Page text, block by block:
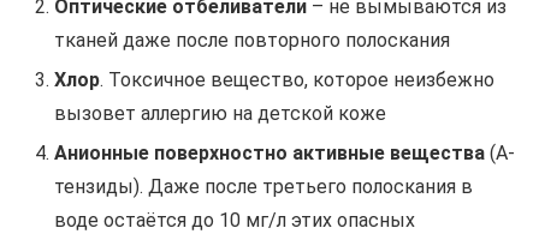
Оптические отбеливатели – не вымываются из
тканей даже после повторного полоскания
Хлор. Токсичное вещество, которое неизбежно
вызовет аллергию на детской коже
Анионные поверхностно активные вещества (А-
тензиды). Даже после третьего полоскания в
воде остаётся до 10 мг/л этих опасных